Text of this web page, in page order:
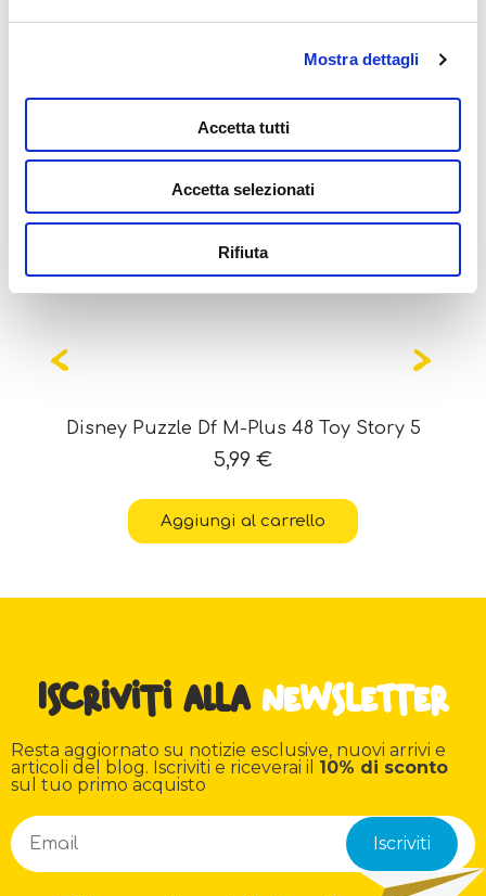
Mostra dettagli
Accetta tutti
Accetta selezionati
Rifiuta
Potrebbe interessarti
anche...
Disney Puzzle Df M-Plus 48 Toy Story 5
5,99 €
Aggiungi al carrello
Iscriviti alla newsletter
Resta aggiornato su notizie esclusive, nuovi arrivi e
articoli del blog. Iscriviti e riceverai il 10% di sconto
sul tuo primo acquisto